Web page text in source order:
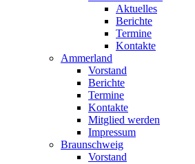
Aktuelles
Berichte
Termine
Kontakte
Ammerland
Vorstand
Berichte
Termine
Kontakte
Mitglied werden
Impressum
Braunschweig
Vorstand